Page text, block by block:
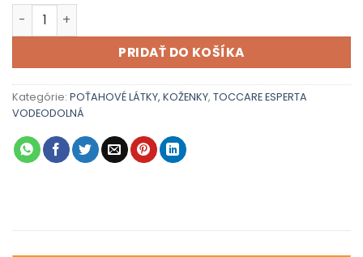
množstvo TOCCARE ESPERTA 80 000 - 11
PRIDAŤ DO KOŠÍKA
Kategórie: POŤAHOVÉ LÁTKY, KOŽENKY, TOCCARE ESPERTA
VODEODOLNÁ